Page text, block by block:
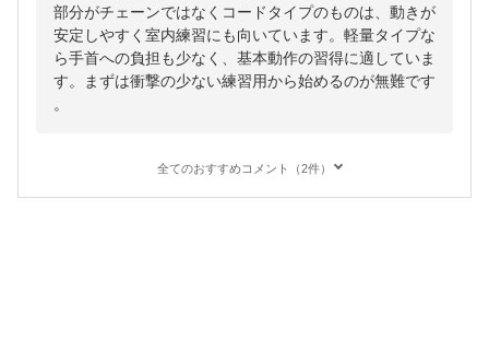
部分がチェーンではなくコードタイプのものは、動きが
安定しやすく室内練習にも向いています。軽量タイプな
ら手首への負担も少なく、基本動作の習得に適していま
す。まずは衝撃の少ない練習用から始めるのが無難です
。
全てのおすすめコメント（2件）